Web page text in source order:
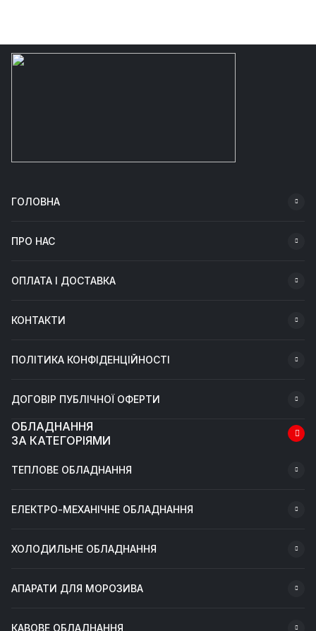
ГОЛОВНА
ПРО НАС
ОПЛАТА І ДОСТАВКА
КОНТАКТИ
ПОЛІТИКА КОНФІДЕНЦІЙНОСТІ
ДОГОВІР ПУБЛІЧНОЇ ОФЕРТИ
ОБЛАДНАННЯ
ЗА КАТЕГОРІЯМИ
ТЕПЛОВЕ ОБЛАДНАННЯ
ЕЛЕКТРО-МЕХАНІЧНЕ ОБЛАДНАННЯ
ХОЛОДИЛЬНЕ ОБЛАДНАННЯ
АПАРАТИ ДЛЯ МОРОЗИВА
КАВОВЕ ОБЛАДНАННЯ